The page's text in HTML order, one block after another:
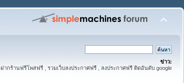
ข่าว:
ฝากร้านฟรีโพสฟรี , รวมเว็บลงประกาศฟรี , ลงประกาศฟรี ติดอันดับ google